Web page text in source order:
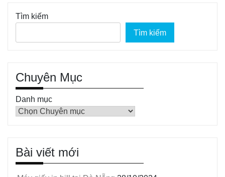
Tìm kiếm
Tìm kiếm
Chuyên Mục
Danh mục
Bài viết mới